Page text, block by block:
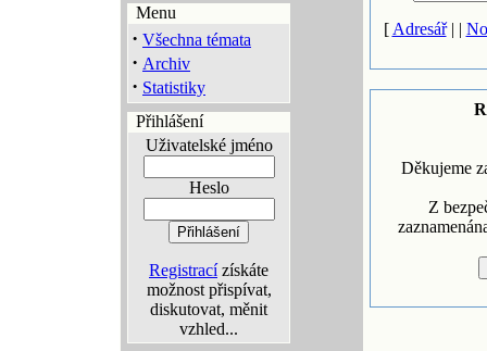
Menu
· Všechna témata
· Archiv
· Statistiky
Přihlášení
Uživatelské jméno
Heslo
Registracízískáte
možnost přispívat,
diskutovat, měnit
vzhled...
[ Adresář| |
Děkujeme
Z